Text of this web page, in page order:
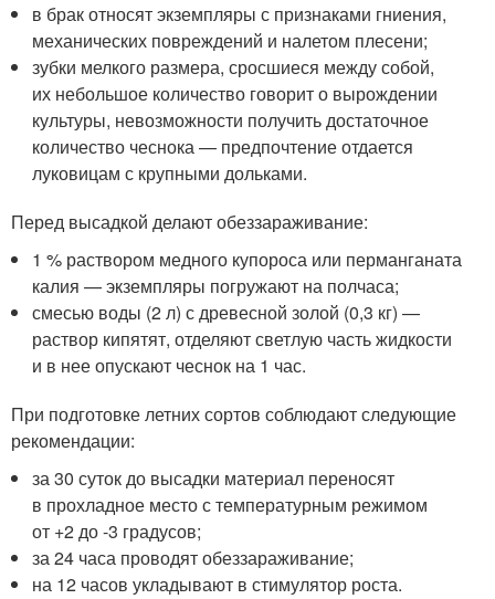
в брак относят экземпляры с признаками гниения,
механических повреждений и налетом плесени;
зубки мелкого размера, сросшиеся между собой,
их небольшое количество говорит о вырождении
культуры, невозможности получить достаточное
количество чеснока — предпочтение отдается
луковицам с крупными дольками.
Перед высадкой делают обеззараживание:
1 % раствором медного купороса или перманганата
калия — экземпляры погружают на полчаса;
смесью воды (2 л) с древесной золой (0,3 кг) —
раствор кипятят, отделяют светлую часть жидкости
и в нее опускают чеснок на 1 час.
При подготовке летних сортов соблюдают следующие
рекомендации:
за 30 суток до высадки материал переносят
в прохладное место с температурным режимом
от +2 до -3 градусов;
за 24 часа проводят обеззараживание;
на 12 часов укладывают в стимулятор роста.